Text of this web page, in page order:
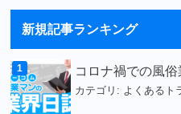
新規記事ランキング
コロナ禍での風
カテゴリ: よくあるト